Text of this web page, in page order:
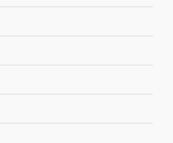
policías en Yuriria
2026